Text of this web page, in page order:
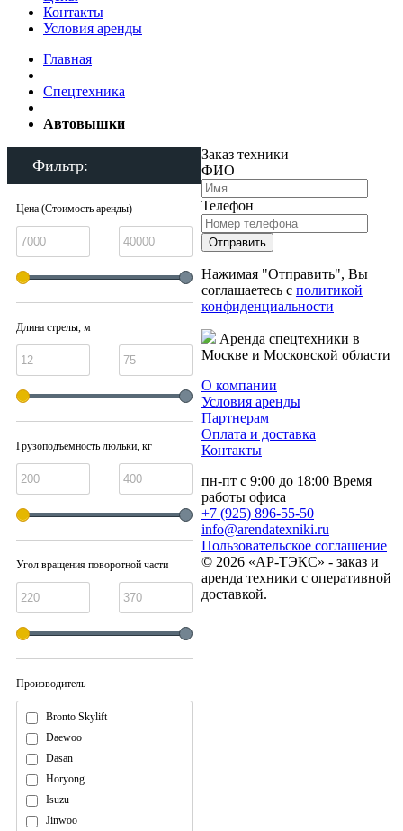
Контакты
Условия аренды
Главная
Спецтехника
Автовышки
Фильтр:
Цена (Стоимость аренды)
Длина стрелы, м
Грузоподъемность люльки, кг
Угол вращения поворотной части
Производитель
Bronto Skylift
Daewoo
Dasan
Horyong
Isuzu
Jinwoo
Заказ техники
ФИО
Телефон
Нажимая "Отправить", Вы
соглашаетесь с политикой
конфиденциальности
Аренда спецтехники в
Москве и Московской области
О компании
Условия аренды
Партнерам
Оплата и доставка
Контакты
пн-пт с 9:00 до 18:00 Время
работы офиса
+7 (925) 896-55-50
info@arendatexniki.ru
Пользовательское соглашение
© 2026 «АР-ТЭКС» - заказ и
аренда техники с оперативной
доставкой.